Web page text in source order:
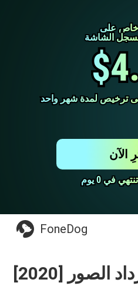
على
على
ترخيص لمدة شهر واحد
ترخيص لمدة شهر واحد
في 0 يوم
في 0 يوم
الآن
FoneDog
[2020] كيفية استرداد الصور